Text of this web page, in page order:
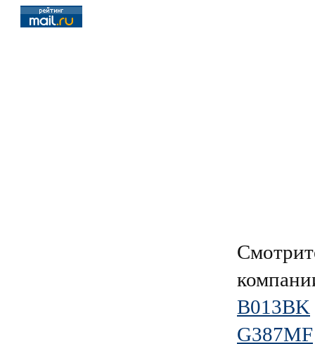
B013BK
G387MF